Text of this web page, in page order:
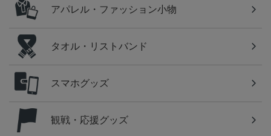
アパレル・ファッション小物
タオル・リストバンド
スマホグッズ
観戦・応援グッズ